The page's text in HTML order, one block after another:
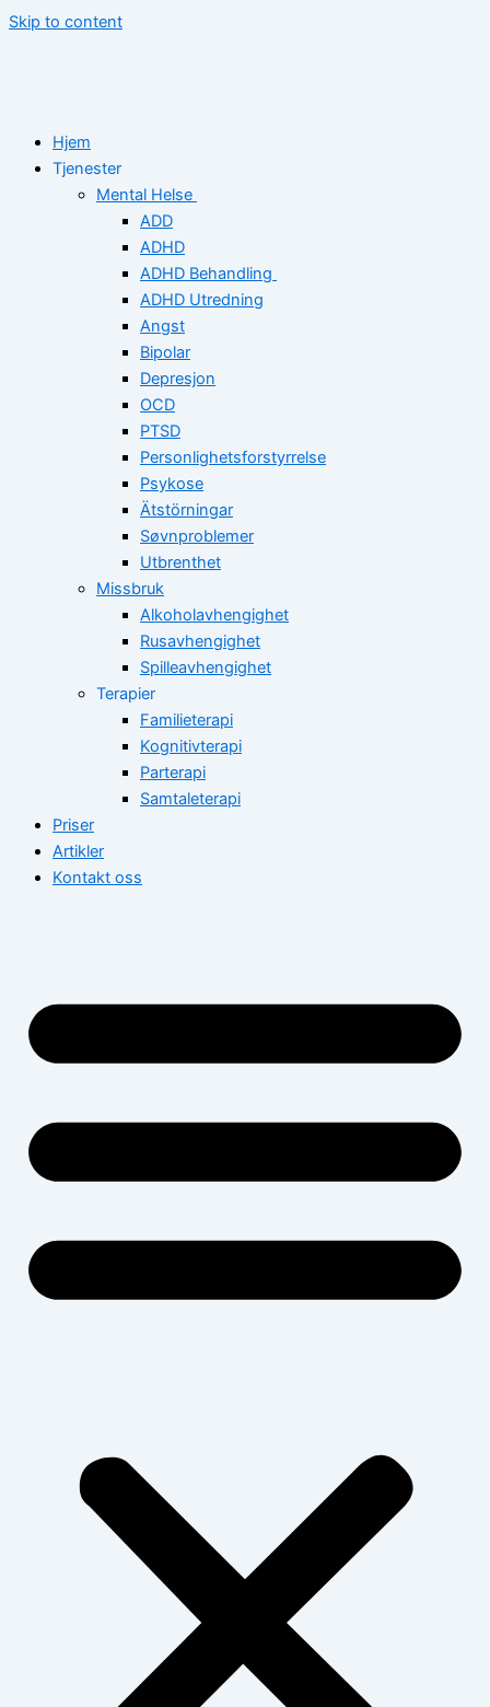
Skip to content
Hjem
Tjenester
Mental Helse
ADD
ADHD
ADHD Behandling
ADHD Utredning
Angst
Bipolar
Depresjon
OCD
PTSD
Personlighetsforstyrrelse
Psykose
Ätstörningar
Søvnproblemer
Utbrenthet
Missbruk
Alkoholavhengighet
Rusavhengighet
Spilleavhengighet
Terapier
Familieterapi
Kognitivterapi
Parterapi
Samtaleterapi
Priser
Artikler
Kontakt oss